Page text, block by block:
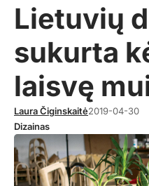
Lietuvių
sukurta
laisvę
Laura Čiginskaitė2019-04-30
Dizainas